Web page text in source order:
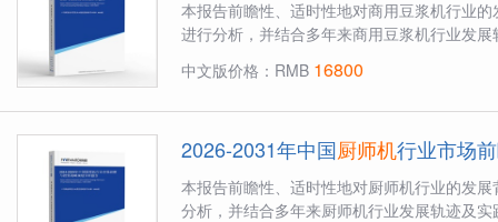
本报告前瞻性、适时性地对商用豆浆机行业
进行分析，并结合多年来商用豆浆机行业发
中文版价格：RMB 16800
2026-2031年中国厨师机行业市场
本报告前瞻性、适时性地对厨师机行业的发
分析，并结合多年来厨师机行业发展轨迹及